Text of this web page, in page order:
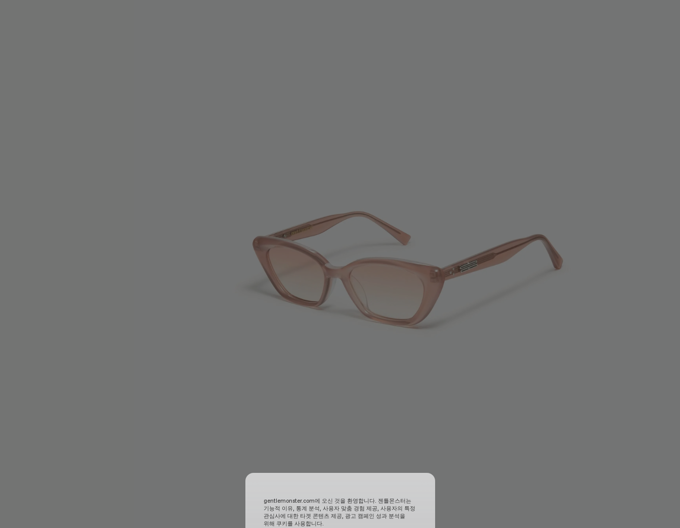
gentlemonster.com에 오신 것을 환영합니다. 젠틀몬스터는
기능적 이유, 통계 분석, 사용자 맞춤 경험 제공, 사용자의 특정
관심사에 대한 타겟 콘텐츠 제공, 광고 캠페인 성과 분석을
위해 쿠키를 사용합니다.